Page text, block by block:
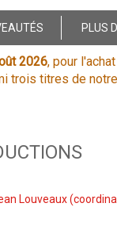
PLUS
2026, pour
trois titres de
Louveaux